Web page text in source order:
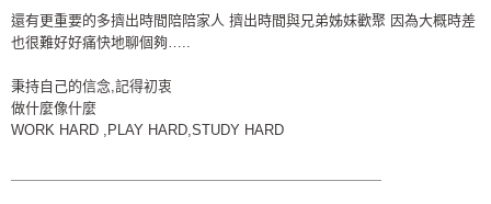
還有更重要的多擠出時間陪陪家人 擠出時間與兄弟姊妹歡聚 因為大概時差
也很難好好痛快地聊個夠…..
秉持自己的信念,記得初衷
做什麼像什麼
WORK HARD ,PLAY HARD,STUDY HARD